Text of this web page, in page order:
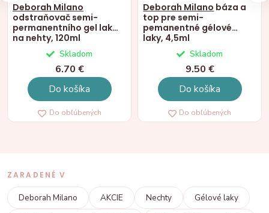
Deborah Milano
odstraňovač semi-
permanentního gel laku
na nehty, 120ml
Skladom
6.70 €
Do košíka
Do obľúbených
Deborah Milano báza a
top pre semi-
pemanentné gélové
laky, 4,5ml
Skladom
9.50 €
Do košíka
Do obľúbených
ZARADENÉ V
Deborah Milano AKCIE Nechty
Gélové laky